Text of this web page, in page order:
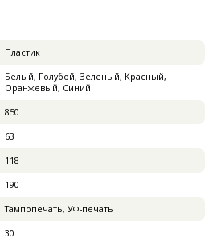
Пластик
Белый, Голубой, Зеленый, Красный,
Оранжевый, Синий
850
63
118
190
Тампопечать, УФ-печать
30